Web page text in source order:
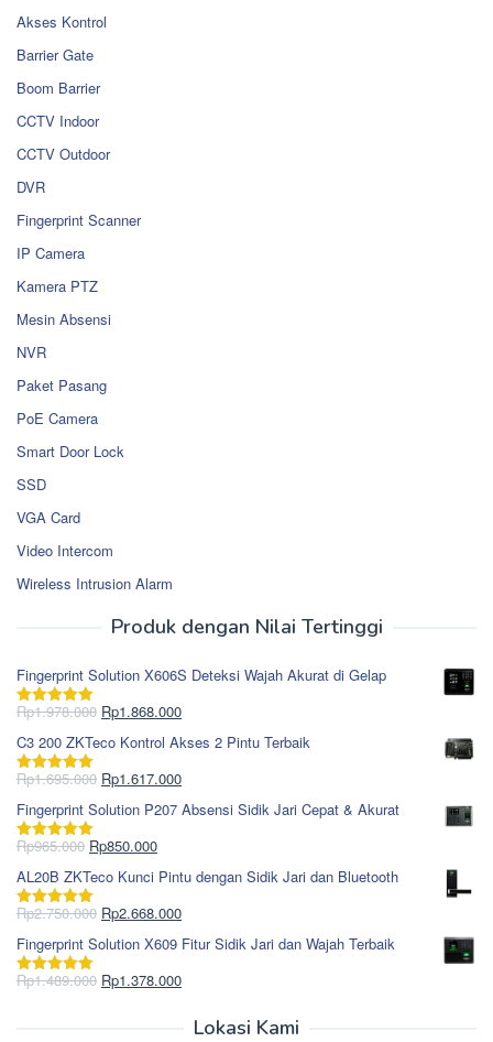
Akses Kontrol
Barrier Gate
Boom Barrier
CCTV Indoor
CCTV Outdoor
DVR
Fingerprint Scanner
IP Camera
Kamera PTZ
Mesin Absensi
NVR
Paket Pasang
PoE Camera
Smart Door Lock
SSD
VGA Card
Video Intercom
Wireless Intrusion Alarm
Produk dengan Nilai Tertinggi
Fingerprint Solution X606S Deteksi Wajah Akurat di Gelap
Dinilai5.00
Rp1.978.000 Harga
aslinya
adalah:
Rp1.978.000.
Rp1.868.000Harga
saat
ini
adalah:
C3 200 ZKTeco Kontrol Akses 2 Pintu Terbaik
Dinilai5.00
Rp1.695.000 Harga
aslinya
adalah:
Rp1.695.000.
Rp1.617.000Harga
saat
ini
Fingerprint Solution P207 Absensi Sidik Jari Cepat & Akurat
Dinilai5.00
Rp965.000 Harga
aslinya
adalah:
Rp965.000.
Rp850.000Harga
saat
ini
adalah:
AL20B ZKTeco Kunci Pintu dengan Sidik Jari dan Bluetooth
Dinilai5.00
Rp2.750.000 Harga
aslinya
adalah:
Rp2.750.000.
Rp2.668.000Harga
saat
ini
adalah:
Fingerprint Solution X609 Fitur Sidik Jari dan Wajah Terbaik
Dinilai5.00
Rp1.489.000 Harga
Rp1.378.000Harga
Lokasi Kami